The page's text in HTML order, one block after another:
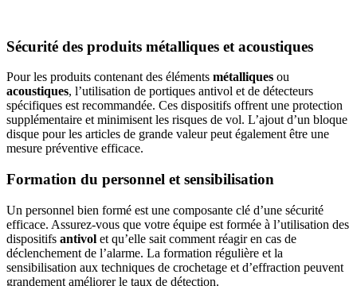
Sécurité des produits métalliques et acoustiques
Pour les produits contenant des éléments métalliques ou
acoustiques, l’utilisation de portiques antivol et de détecteurs
spécifiques est recommandée. Ces dispositifs offrent une protection
supplémentaire et minimisent les risques de vol. L’ajout d’un bloque
disque pour les articles de grande valeur peut également être une
mesure préventive efficace.
Formation du personnel et sensibilisation
Un personnel bien formé est une composante clé d’une sécurité
efficace. Assurez-vous que votre équipe est formée à l’utilisation des
dispositifs antivol et qu’elle sait comment réagir en cas de
déclenchement de l’alarme. La formation régulière et la
sensibilisation aux techniques de crochetage et d’effraction peuvent
grandement améliorer le taux de détection.